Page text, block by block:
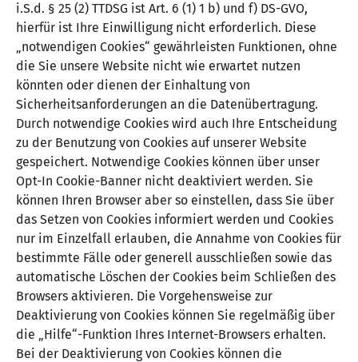
i.S.d. § 25 (2) TTDSG ist Art. 6 (1) 1 b) und f) DS-GVO,
hierfür ist Ihre Einwilligung nicht erforderlich. Diese
„notwendigen Cookies“ gewährleisten Funktionen, ohne
die Sie unsere Website nicht wie erwartet nutzen
könnten oder dienen der Einhaltung von
Sicherheitsanforderungen an die Datenübertragung.
Durch notwendige Cookies wird auch Ihre Entscheidung
zu der Benutzung von Cookies auf unserer Website
gespeichert. Notwendige Cookies können über unser
Opt-In Cookie-Banner nicht deaktiviert werden. Sie
können Ihren Browser aber so einstellen, dass Sie über
das Setzen von Cookies informiert werden und Cookies
nur im Einzelfall erlauben, die Annahme von Cookies für
bestimmte Fälle oder generell ausschließen sowie das
automatische Löschen der Cookies beim Schließen des
Browsers aktivieren. Die Vorgehensweise zur
Deaktivierung von Cookies können Sie regelmäßig über
die „Hilfe“-Funktion Ihres Internet-Browsers erhalten.
Bei der Deaktivierung von Cookies können die